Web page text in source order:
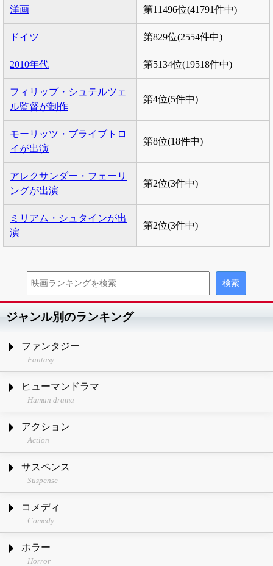
洋画 第11496位(41791件中)
ドイツ 第829位(2554件中)
2010年代 第5134位(19518件中)
フィリップ・シュテルツェ
ル監督が制作
第4位(5件中)
モーリッツ・ブライブトロ
イが出演
第8位(18件中)
アレクサンダー・フェーリ
ングが出演
第2位(3件中)
ミリアム・シュタインが出
演
第2位(3件中)
ジャンル別のランキング
ファンタジー
Fantasy
ヒューマンドラマ
Human drama
アクション
Action
サスペンス
Suspense
コメディ
Comedy
ホラー
Horror